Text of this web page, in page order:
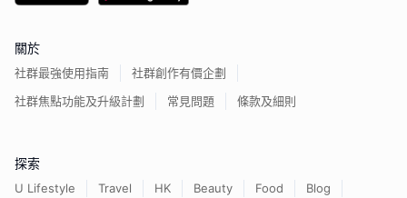
關於
社群最強使用指南
社群創作有價企劃
社群焦點功能及升級計劃
常見問題 條款及細則
探索
U Lifestyle Travel HK Beauty Food
Blog